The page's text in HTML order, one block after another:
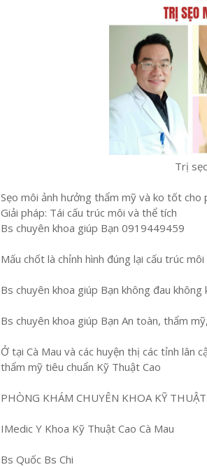
Trị
Sẹo môi ảnh hưởng thẩm mỹ và ko tốt cho
Giải pháp: Tái cấu trúc môi và thể tích
Bs chuyên khoa giúp Bạn 0919449459
Mấu chốt là chỉnh hình đúng lại cấu trúc môi
Bs chuyên khoa giúp Bạn không đau
Bs chuyên khoa giúp Bạn An toàn, thẩm
Ở tại Cà Mau và các huyện thị các tỉnh lân
thẩm mỹ tiêu chuẩn Kỹ Thuật Cao
PHÒNG KHÁM CHUYÊN KHOA KỸ THUẬT
IMedic Y Khoa Kỹ Thuật Cao Cà Mau
Bs Quốc Bs Chi